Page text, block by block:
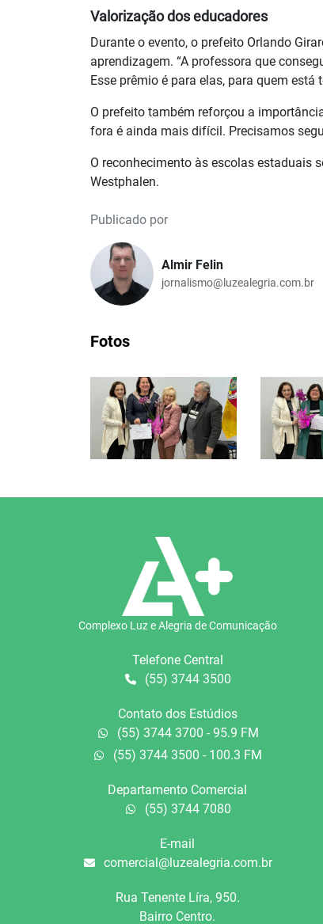
Valorização dos educadores
Durante o evento, o prefeito Orlando
aprendizagem. “A professora que
Esse prêmio é para elas, para quem
O prefeito também reforçou a
fora é ainda mais difícil. Precisamos
O reconhecimento às escolas estaduais
Westphalen.
Publicado por
Almir Felin
jornalismo@luzealegria.com.br
Fotos
Complexo Luz e Alegria de Comunicação
Telefone Central
(55) 3744 3500
Contato dos Estúdios
(55) 3744 3700 - 95.9 FM
(55) 3744 3500 - 100.3 FM
Departamento Comercial
(55) 3744 7080
E-mail
comercial@luzealegria.com.br
Rua Tenente Líra, 950.
Bairro Centro.